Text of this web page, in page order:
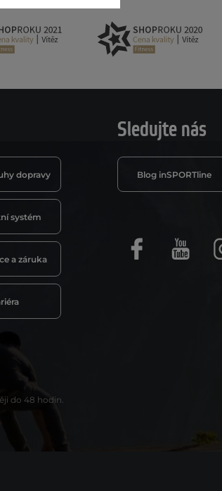
dopravy
systém
a záruka
Sledujte nás
Blog inSPORTline
FacebookYoutube
do 48 hodin.